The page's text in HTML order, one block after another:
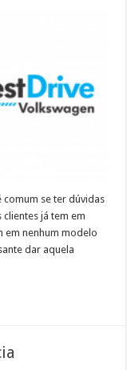
se ter dúvidas
já tem em
em nenhum modelo
dar aquela